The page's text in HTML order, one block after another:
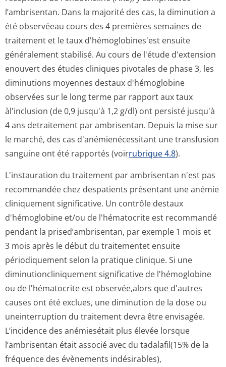
l’ambrisentan. Dans la majorité des cas, la diminution a
été observéeau cours des 4 premières semaines de
traitement et le taux d'hémoglobines'est ensuite
généralement stabilisé. Au cours de l'étude d'extension
enouvert des études cliniques pivotales de phase 3, les
diminutions moyennes destaux d'hémoglobine
observées sur le long terme par rapport aux taux
àl'inclusion (de 0,9 jusqu'à 1,2 g/dl) ont persisté jusqu'à
4 ans detraitement par ambrisentan. Depuis la mise sur
le marché, des cas d'anémienécessitant une transfusion
sanguine ont été rapportés (voirrubrique 4.8).
L'instauration du traitement par ambrisentan n'est pas
recommandée chez despatients présentant une anémie
cliniquement significative. Un contrôle destaux
d'hémoglobine et/ou de l'hématocrite est recommandé
pendant la prised’ambrisentan, par exemple 1 mois et
3 mois après le début du traitementet ensuite
périodiquement selon la pratique clinique. Si une
diminutioncli­niquement significative de l'hémoglobine
ou de l'hématocrite est observée,alors que d'autres
causes ont été exclues, une diminution de la dose ou
uneinterruption du traitement devra être envisagée.
L’incidence des anémiesétait plus élevée lorsque
l’ambrisentan était associé avec du tadalafil(15% de la
fréquence des évènements indésirables),